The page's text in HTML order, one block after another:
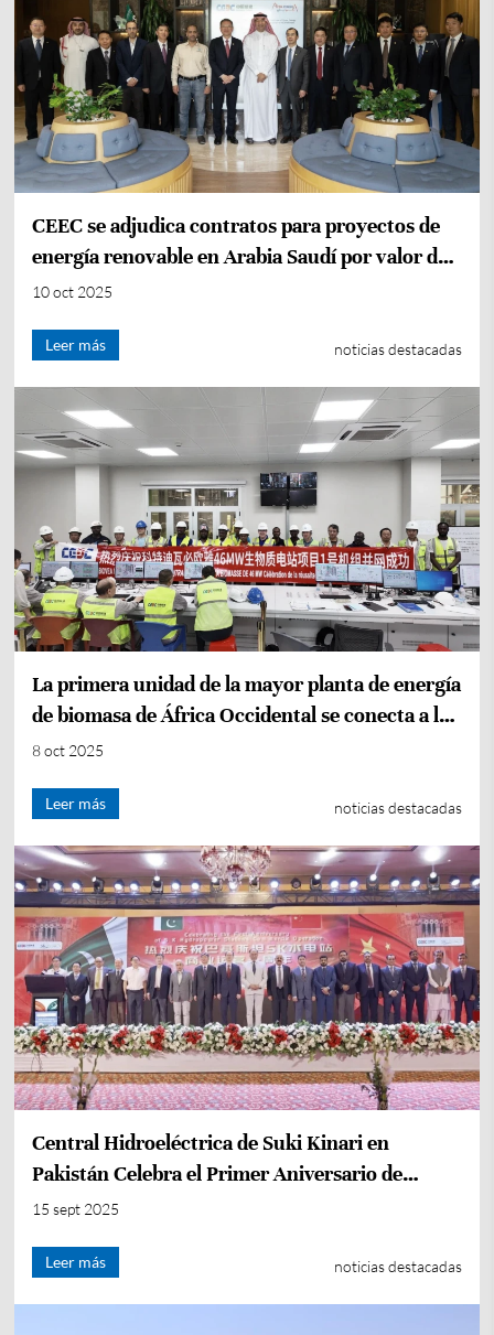
CEEC se adjudica contratos para proyectos de
energía renovable en Arabia Saudí por valor de
19 554 millones de RMB
10 oct 2025
Leer más noticias destacadas
La primera unidad de la mayor planta de energía
de biomasa de África Occidental se conecta a la
red
8 oct 2025
Leer más noticias destacadas
Central Hidroeléctrica de Suki Kinari en
Pakistán Celebra el Primer Aniversario de
Operación Comercial
15 sept 2025
Leer más noticias destacadas